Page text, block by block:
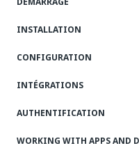
INSTALLATION
CONFIGURATION
INTÉGRATIONS
AUTHENTIFICATION
WORKING WITH APPS AND